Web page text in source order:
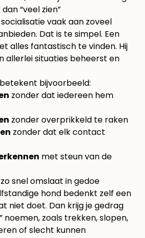
“veel zien”
vaak aan zoveel
Dat is te simpel. Een
alles fantastisch te vinden. Hij
allerlei situaties beheerst en
bijvoorbeeld:
zonder dat iedereen hem
zonder overprikkeld te raken
zonder dat elk contact
met steun van de
snel omslaat in gedoe
hond bedenkt zelf een
niet doet. Dan krijg je gedrag
noemen, zoals trekken, slopen,
of slecht kunnen